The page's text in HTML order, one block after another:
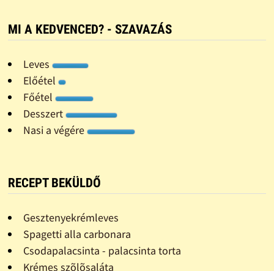
MI A KEDVENCED? - SZAVAZÁS
Leves
Előétel
Főétel
Desszert
Nasi a végére
RECEPT BEKÜLDŐ
Gesztenyekrémleves
Spagetti alla carbonara
Csodapalacsinta - palacsinta torta
Krémes szõlõsaláta